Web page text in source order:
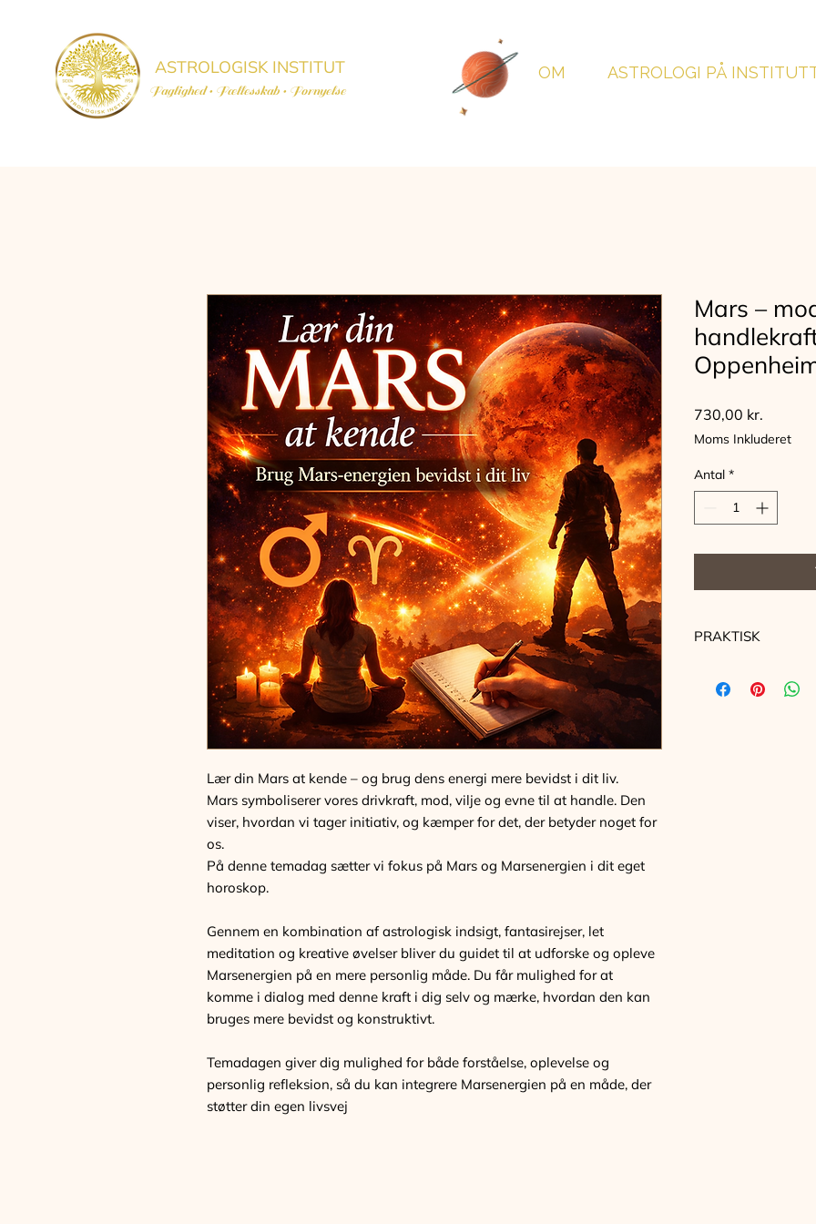
ASTROLOGISK INSTITUT
Faglighed • Fællesskab • Fornyelse
OM ASTROLOGI PÅ
Lær din Mars at kende – og brug dens energi mere bevidst i dit liv.
Mars symboliserer vores drivkraft, mod, vilje og evne til at handle. Den
viser, hvordan vi tager initiativ, og kæmper for det, der betyder noget for
os.
På denne temadag sætter vi fokus på Mars og Marsenergien i dit eget
horoskop.
Gennem en kombination af astrologisk indsigt, fantasirejser, let
meditation og kreative øvelser bliver du guidet til at udforske og opleve
Marsenergien på en mere personlig måde. Du får mulighed for at
komme i dialog med denne kraft i dig selv og mærke, hvordan den kan
bruges mere bevidst og konstruktivt.
Temadagen giver dig mulighed for både forståelse, oplevelse og
personlig refleksion, så du kan integrere Marsenergien på en måde, der
støtter din egen livsvej
Mars –
730,00 kr.
Moms Inkluderet
Antal *
PRAKTISK
Sted: Astrologisk